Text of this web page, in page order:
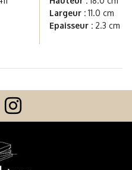
Largeur : 11.0 cm
Epaisseur : 2.3 cm